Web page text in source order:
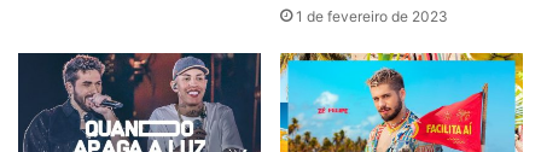
1 de fevereiro de 2023